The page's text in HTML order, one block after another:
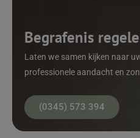
Begrafenis
Laten we samen kijken naar
professionele aandacht en
(0345) 573 394